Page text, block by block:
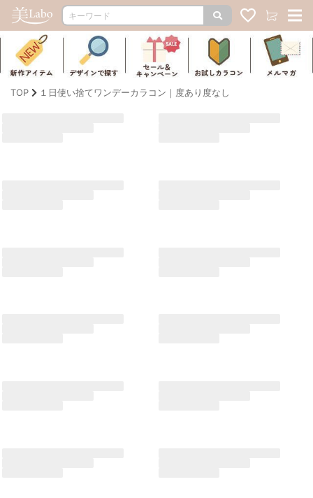
TOP １日使い捨てワンデーカラコン｜度あり度なし